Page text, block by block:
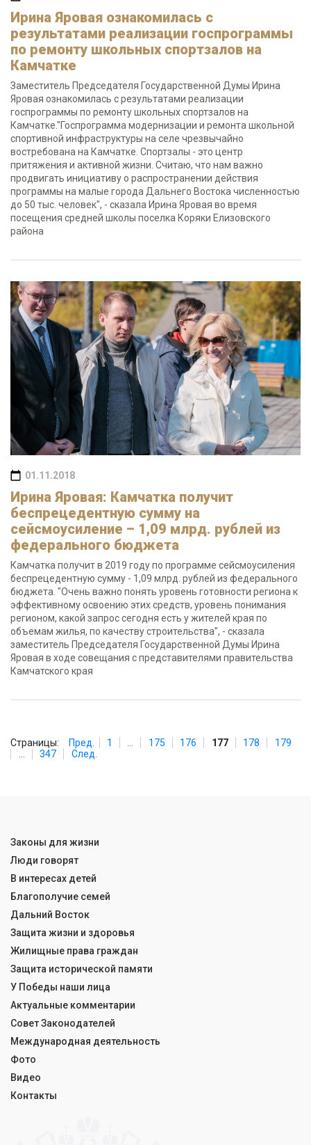
Ирина Яровая ознакомилась с
результатами реализации госпрограммы
по ремонту школьных спортзалов на
Камчатке
Заместитель Председателя Государственной Думы Ирина
Яровая ознакомилась с результатами реализации
госпрограммы по ремонту школьных спортзалов на
Камчатке."Госпрограмма модернизации и ремонта школьной
спортивной инфраструктуры на селе чрезвычайно
востребована на Камчатке. Спортзалы - это центр
притяжения и активной жизни. Считаю, что нам важно
продвигать инициативу о распространении действия
программы на малые города Дальнего Востока численностью
до 50 тыс. человек", - сказала Ирина Яровая во время
посещения средней школы поселка Коряки Елизовского
района
01.11.2018
Ирина Яровая: Камчатка получит
беспрецедентную сумму на
сейсмоусиление – 1,09 млрд. рублей из
федерального бюджета
Камчатка получит в 2019 году по программе сейсмоусиления
беспрецедентную сумму - 1,09 млрд. рублей из федерального
бюджета. "Очень важно понять уровень готовности региона к
эффективному освоению этих средств, уровень понимания
регионом, какой запрос сегодня есть у жителей края по
объемам жилья, по качеству строительства", - сказала
заместитель Председателя Государственной Думы Ирина
Яровая в ходе совещания с представителями правительства
Камчатского края
Страницы: Пред. 1 175 176 177 178
179
347 След.
Законы для жизни
Люди говорят
В интересах детей
Благополучие семей
Дальний Восток
Защита жизни и здоровья
Жилищные права граждан
Защита исторической памяти
У Победы наши лица
Актуальные комментарии
Совет Законодателей
Международная деятельность
Фото
Видео
Контакты